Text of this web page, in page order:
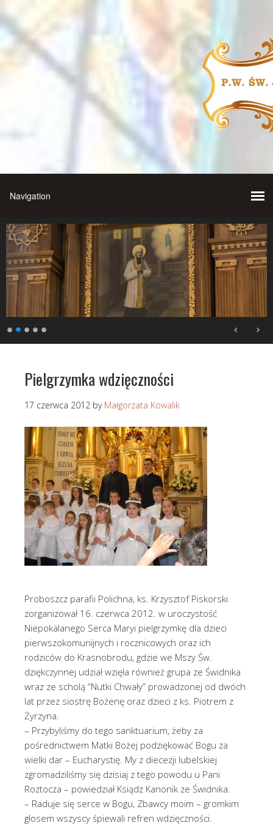
Pielgrzymka wdzięczności
17 czerwca 2012 by Małgorzata Kowalik
Proboszcz parafii Polichna, ks. Krzysztof Piskorski
zorganizował 16. czerwca 2012. w uroczystość
Niepokalanego Serca Maryi pielgrzymkę dla dzieci
pierwszokomunijnych i rocznicowych oraz ich
rodziców do Krasnobrodu, gdzie we Mszy Św.
dziękczynnej udział wzięła również grupa ze Świdnika
wraz ze scholą ”Nutki Chwały” prowadzonej od dwóch
lat przez siostrę Bożenę oraz dzieci z ks. Piotrem z
Żyrzyna.
– Przybyliśmy do tego sanktuarium, żeby za
pośrednictwem Matki Bożej podziękować Bogu za
wielki dar – Eucharystię. My z diecezji lubelskiej
zgromadziliśmy się dzisiaj z tego powodu u Pani
Roztocza – powiedział Ksiądz Kanonik ze Świdnika.
– Raduje się serce w Bogu, Zbawcy moim – gromkim
głosem wszyscy śpiewali refren wdzięczności.